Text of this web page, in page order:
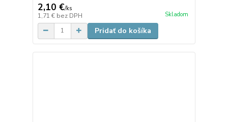
2,10 €/ks
1,71 € bez DPH Skladom
Pridať do košíka